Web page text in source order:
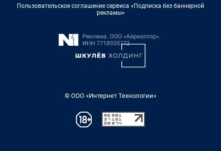
Пользовательское соглашение сервиса «Подписка без баннерной
рекламы»
© ООО «Интернет Технологии»